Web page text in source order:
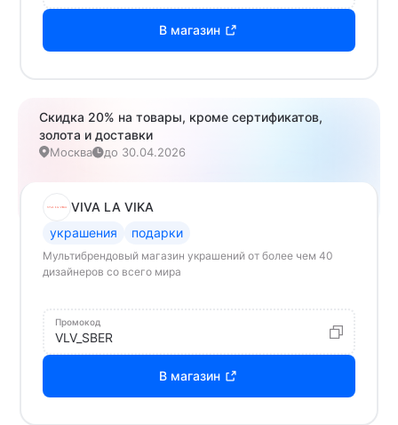
В магазин
Скидка 20% на товары, кроме сертификатов,
золота и доставки
Москва до 30.04.2026
VIVA LA VIKA
украшения
подарки
Мультибрендовый магазин украшений от более чем 40
дизайнеров со всего мира
Промокод
VLV_SBER
В магазин